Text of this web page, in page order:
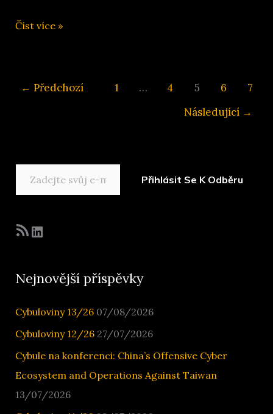
Cybuloviny
Číst více »
← Předchozí 1 … 4 5 6
7
Následující →
Zadejte svůj e-mail…
Přihlásit Se K Odběru
RSS zdroj LinkedIn
Nejnovější příspěvky
Cybuloviny 13/26 07/08/2026
Cybuloviny 12/26 27/07/2026
Cybule na konferenci: China’s Offensive Cyber
Ecosystem and Operations Against Taiwan
13/07/2026